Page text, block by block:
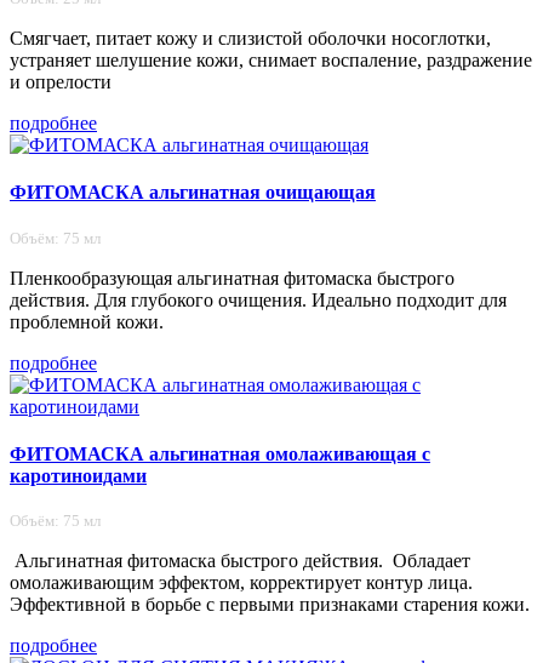
Смягчает, питает кожу и слизистой оболочки носоглотки,
устраняет шелушение кожи, снимает воспаление, раздражение
и опрелости
подробнее
ФИТОМАСКА альгинатная очищающая
Объём: 75 мл
Пленкообразующая альгинатная фитомаска быстрого
действия. Для глубокого очищения. Идеально подходит для
проблемной кожи.
подробнее
ФИТОМАСКА альгинатная омолаживающая с
каротиноидами
Объём: 75 мл
Альгинатная фитомаска быстрого действия. Обладает
омолаживающим эффектом, корректирует контур лица.
Эффективной в борьбе с первыми признаками старения кожи.
подробнее